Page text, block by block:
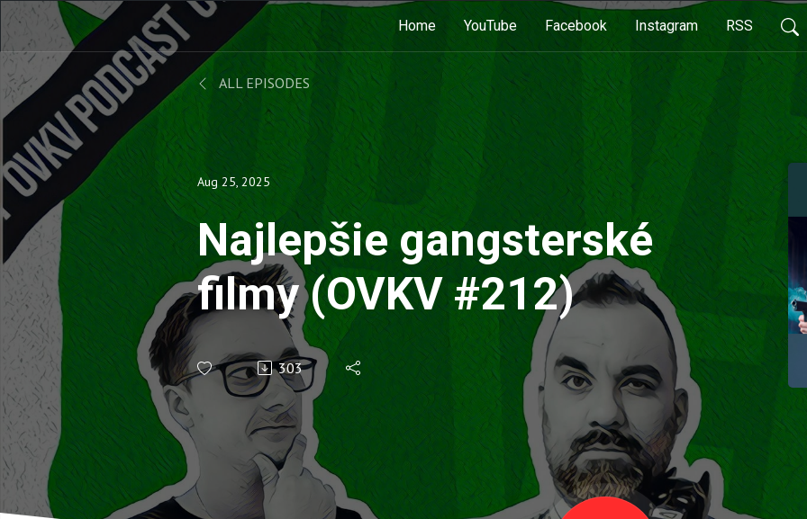
Home YouTube Facebook Instagram RSS
ALL EPISODES
Aug 25, 2025
Najlepšie gangsterské
filmy (OVKV #212)
303